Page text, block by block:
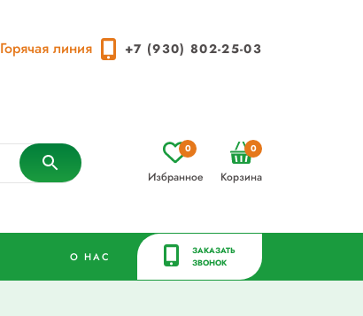
Горячая линия +7 (930) 802-25-03
Избранное
0
Корзина
0
О НАС
ЗАКАЗАТЬ
ЗВОНОК